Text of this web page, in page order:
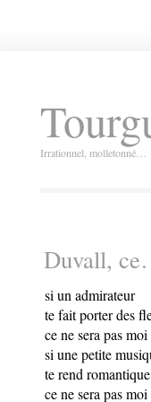
Irrationnel, molletonné…
Duvall,
si un admirateur
te fait porter des
ce ne sera pas moi
si une petite
te rend romantique
ce ne sera pas moi